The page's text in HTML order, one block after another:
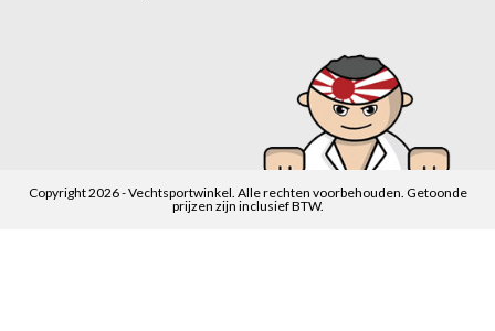
Copyright 2026 - Vechtsportwinkel. Alle rechten voorbehouden. Getoonde
prijzen zijn inclusief BTW.